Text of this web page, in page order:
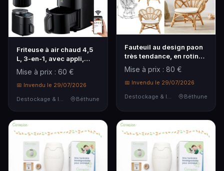
Friteuse à air chaud 4,5
L, 3-en-1, avec appli,
écran tactile et
programmes
automatiques,
antiadhésifs la...
Mise à prix : 60 €
📅 Invendu le 29/07/2026
Destockage & Invendus
Béthune
Fauteuil au design paon
très tendance, en rotin
naturel, avec coussin
d'assise blanc, adapté
intérieur/extérieur, emp...
Mise à prix : 80 €
📅 Invendu le 29/07/2026
Destockage & Invendus
Béthune